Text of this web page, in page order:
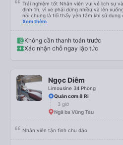
Trải nghiệm tốt Nhân viên vui vẻ lịch sự
định 1h, vì xe phải dừng nhiều và lên
nói chung là tối thấy yên tâm khi sử dụng
hộ và giới thiệu cho người thân sử dụng
Xem thêm
Không cần thanh toán trước
Xác nhận chỗ ngay lập tức
Ngọc Diễm
Limousine 34 Phòng
Quán cơm 8 Ri
3 giờ
Ngã ba Vũng Tàu
Nhân viên tận tình chu đáo